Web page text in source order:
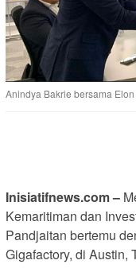
Anindya Bakrie bersama Elon
Inisiatifnews.com –
Kemaritiman dan
Pandjaitan bertemu
Gigafactory, di Austin,